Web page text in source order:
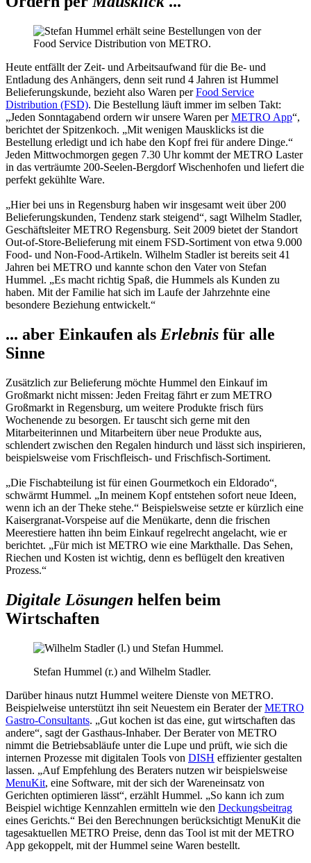
Heute entfällt der Zeit- und Arbeitsaufwand für die Be- und
Entladung des Anhängers, denn seit rund 4 Jahren ist Hummel
Belieferungskunde, bezieht also Waren perFood Service
Distribution (FSD). Die Bestellung läuft immer im selben Takt:
„Jeden Sonntagabend ordern wir unsere Waren perMETRO App“,
berichtet der Spitzenkoch. „Mit wenigen Mausklicks ist die
Bestellung erledigt und ich habe den Kopf frei für andere Dinge.“
Jeden Mittwochmorgen gegen 7.30 Uhr kommt der METRO Laster
in das verträumte 200-Seelen-Bergdorf Wischenhofen und liefert die
perfekt gekühlte Ware.
„Hier bei uns in Regensburg haben wir insgesamt weit über 200
Belieferungskunden, Tendenz stark steigend“, sagt Wilhelm Stadler,
Geschäftsleiter METRO Regensburg. Seit 2009 bietet der Standort
Out-of-Store-Belieferung mit einem FSD-Sortiment von etwa 9.000
Food- und Non-Food-Artikeln. Wilhelm Stadler ist bereits seit 41
Jahren bei METRO und kannte schon den Vater von Stefan
Hummel. „Es macht richtig Spaß, die Hummels als Kunden zu
haben. Mit der Familie hat sich im Laufe der Jahrzehnte eine
besondere Beziehung entwickelt.“
... aber Einkaufen als Erlebnis für alle
Sinne
Zusätzlich zur Belieferung möchte Hummel den Einkauf im
Großmarkt nicht missen: Jeden Freitag fährt er zum METRO
Großmarkt in Regensburg, um weitere Produkte frisch fürs
Wochenende zu besorgen. Er tauscht sich gerne mit den
Mitarbeiterinnen und Mitarbeitern über neue Produkte aus,
schlendert zwischen den Regalen hindurch und lässt sich inspirieren,
beispielsweise vom Frischfleisch- und Frischfisch-Sortiment.
„Die Fischabteilung ist für einen Gourmetkoch ein Eldorado“,
schwärmt Hummel. „In meinem Kopf entstehen sofort neue Ideen,
wenn ich an der Theke stehe.“ Beispielsweise setzte er kürzlich eine
Kaisergranat-Vorspeise auf die Menükarte, denn die frischen
Meerestiere hatten ihn beim Einkauf regelrecht angelacht, wie er
berichtet. „Für mich ist METRO wie eine Markthalle. Das Sehen,
Riechen und Kosten ist wichtig, denn es beflügelt den kreativen
Prozess.“
Digitale Lösungen helfen beim
Wirtschaften
Stefan Hummel (r.) and Wilhelm Stadler.
Darüber hinaus nutzt Hummel weitere Dienste von METRO.
Beispielweise unterstützt ihn seit Neuestem ein Berater derMETRO
Gastro-Consultants. „Gut kochen ist das eine, gut wirtschaften das
andere“, sagt der Gasthaus-Inhaber. Der Berater von METRO
nimmt die Betriebsabläufe unter die Lupe und prüft, wie sich die
internen Prozesse mit digitalen Tools von DISH effizienter gestalten
lassen. „Auf Empfehlung des Beraters nutzen wir beispielsweise
MenuKit, eine Software, mit der sich der Wareneinsatz von
Gerichten optimieren lässt“, erzählt Hummel. „So kann ich zum
Beispiel wichtige Kennzahlen ermitteln wie den Deckungsbeitrag
eines Gerichts.“ Bei den Berechnungen berücksichtigt MenuKit die
tagesaktuellen METRO Preise, denn das Tool ist mit der METRO
App gekoppelt, mit der Hummel seine Waren bestellt.